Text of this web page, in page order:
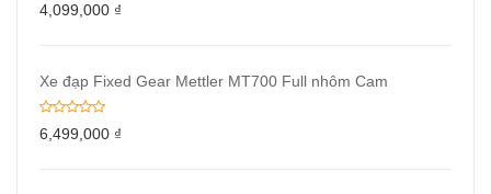
4,099,000 ₫
Xe đạp Fixed Gear Mettler MT700 Full nhôm Cam
6,499,000 ₫